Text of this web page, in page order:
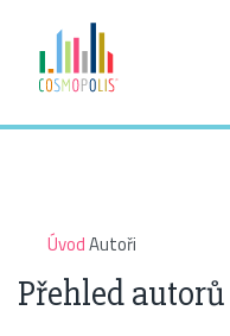
ÚvodAutoři
Přehled autorů